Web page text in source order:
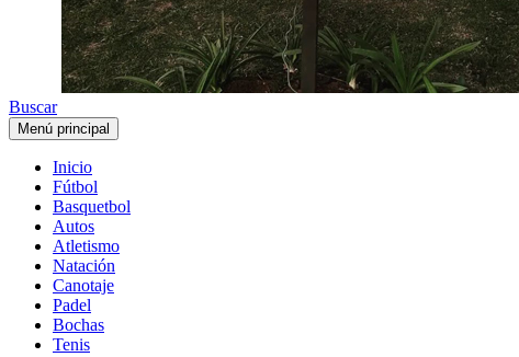
Buscar
Menú principal
Inicio
Fútbol
Basquetbol
Autos
Atletismo
Natación
Canotaje
Padel
Bochas
Tenis